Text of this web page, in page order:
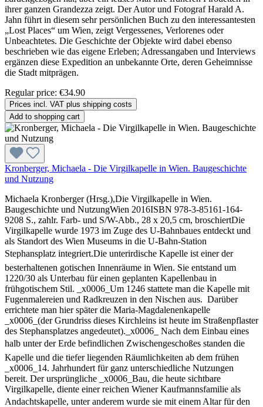
ihrer ganzen Grandezza zeigt. Der Autor und Fotograf Harald A.
Jahn führt in diesem sehr persönlichen Buch zu den interessantesten
„Lost Places“ um Wien, zeigt Vergessenes, Verlorenes oder
Unbeachtetes. Die Geschichte der Objekte wird dabei ebenso
beschrieben wie das eigene Erleben; Adressangaben und Interviews
ergänzen diese Expedition an unbekannte Orte, deren Geheimnisse
die Stadt mitprägen.
Regular price: €34.90
Prices incl. VAT plus shipping costs
Add to shopping cart
Kronberger, Michaela - Die Virgilkapelle in Wien. Baugeschichte
und Nutzung
Michaela Kronberger (Hrsg.),Die Virgilkapelle in Wien.
Baugeschichte und NutzungWien 2016ISBN 978-3-85161-164-
9208 S., zahlr. Farb- und S/W-Abb., 28 x 20,5 cm, broschiertDie
Virgilkapelle wurde 1973 im Zuge des U-Bahnbaues entdeckt und
als Standort des Wien Museums in die U-Bahn-Station
Stephansplatz integriert.Die unterirdische Kapelle ist einer der
besterhaltenen gotischen Innenräume in Wien. Sie entstand um
1220/30 als Unterbau für einen geplanten Kapellenbau in
frühgotischem Stil. _x0006_Um 1246 stattete man die Kapelle mit
Fugenmalereien und Radkreuzen in den Nischen aus. Darüber
errichtete man hier später die Maria-Magdalenenkapelle
_x0006_(der Grundriss dieses Kirchleins ist heute im Straßenpflaster
des Stephansplatzes angedeutet)._x0006_ Nach dem Einbau eines
halb unter der Erde befindlichen Zwischengeschoßes standen die
Kapelle und die tiefer liegenden Räumlichkeiten ab dem frühen
_x0006_14. Jahrhundert für ganz unterschiedliche Nutzungen
bereit. Der ursprüngliche _x0006_Bau, die heute sichtbare
Virgilkapelle, diente einer reichen Wiener Kaufmannsfamilie als
Andachtskapelle, unter anderem wurde sie mit einem Altar für den